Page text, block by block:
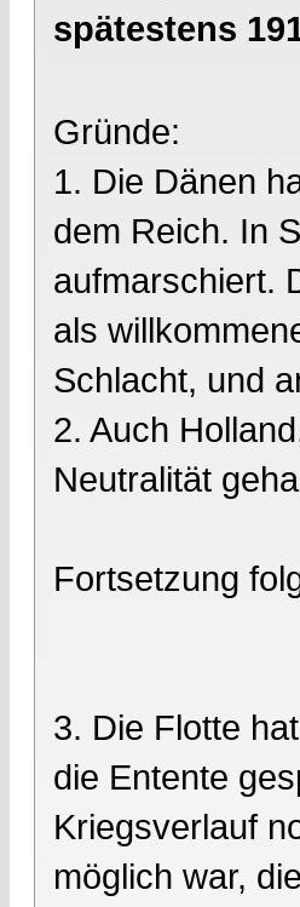
spätestens
Gründe:
1. Die Dänen
dem Reich. In
aufmarschiert.
als
Schlacht, und
2. Auch
Neutralität
Fortsetzung
3. Die Flotte
die Entente
Kriegsverlauf
möglich war,